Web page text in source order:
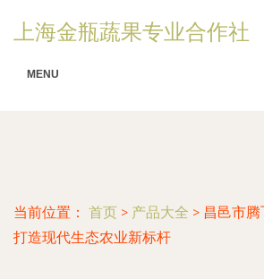
上海金瓶蔬果专业合作社
MENU
当前位置： 首页 > 产品大全 > 昌邑市
打造现代生态农业新标杆